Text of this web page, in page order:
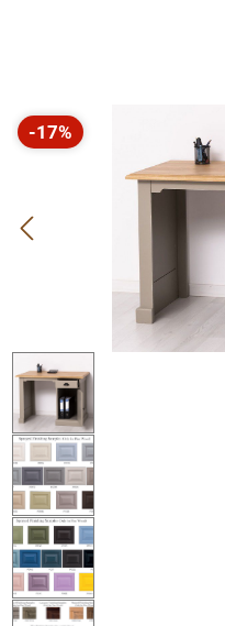
Bildergalerie überspringen
-17%
Rabatt